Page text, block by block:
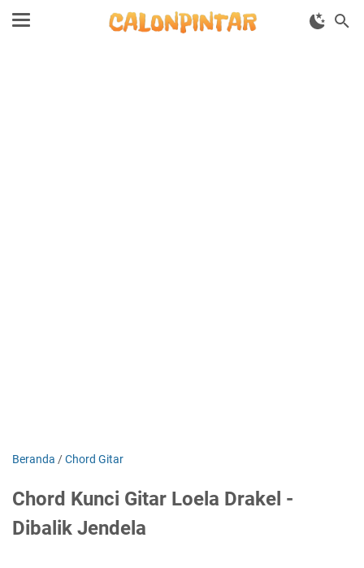
Beranda /Chord Gitar
Chord Kunci Gitar Loela Drakel -
Dibalik Jendela